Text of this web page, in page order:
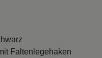
Faltenlegehaken